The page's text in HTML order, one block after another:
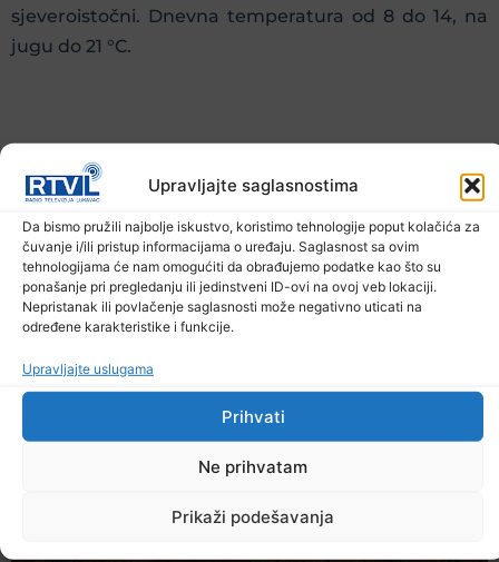
Upravljajte saglasnostima
Da bismo pružili najbolje iskustvo, koristimo tehnologije poput kolačića za
čuvanje i/ili pristup informacijama o uređaju. Saglasnost sa ovim
tehnologijama će nam omogućiti da obrađujemo podatke kao što su
ponašanje pri pregledanju ili jedinstveni ID-ovi na ovoj veb lokaciji.
Nepristanak ili povlačenje saglasnosti može negativno uticati na
određene karakteristike i funkcije.
Upravljajte uslugama
Prihvati
Ne prihvatam
Prikaži podešavanja
sjeveroistočni. Dnevna temperatura od 8 do 14, na
jugu do 21 °C.
Prethodna vijest
Podijelite na mrežama
Ostale novosti